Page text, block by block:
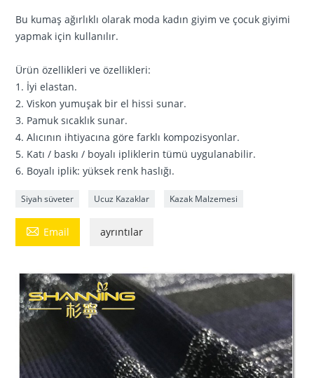
Bu kumaş ağırlıklı olarak moda kadın giyim ve çocuk giyimi
yapmak için kullanılır.
Ürün özellikleri ve özellikleri:
1. İyi elastan.
2. Viskon yumuşak bir el hissi sunar.
3. Pamuk sıcaklık sunar.
4. Alıcının ihtiyacına göre farklı kompozisyonlar.
5. Katı / baskı / boyalı ipliklerin tümü uygulanabilir.
6. Boyalı iplik: yüksek renk haslığı.
Siyah süveter Ucuz Kazaklar Kazak Malzemesi
 Email ayrıntılar